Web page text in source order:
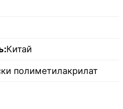
Китай
полиметилакрилат